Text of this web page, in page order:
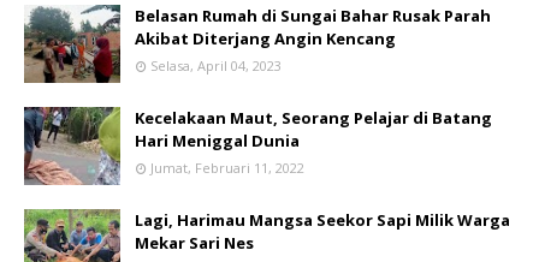
Belasan Rumah di Sungai Bahar Rusak Parah
Akibat Diterjang Angin Kencang
Selasa, April 04, 2023
Kecelakaan Maut, Seorang Pelajar di Batang
Hari Meniggal Dunia
Jumat, Februari 11, 2022
Lagi, Harimau Mangsa Seekor Sapi Milik Warga
Mekar Sari Nes